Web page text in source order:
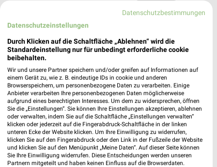
195,07 km • Angebote: 3 Prospekte
Rossmann Bad Doberan
Severinstr. 15
Heute 08:00 - 19:00 Uhr | Geschlossen
202,75 km • Angebote: 3 Prospekte
Rossmann Rostock
Barnstorfer Weg 50
18057 Rostock
Heute 08:30 - 20:00 Uhr | Geschlossen
Datenschutzbestimmungen
Datenschutzeinstellungen
Durch Klicken auf die Schaltfläche „Ablehnen“ wird die
Standardeinstellung nur für unbedingt erforderliche cookie
beibehalten.
Wir und unsere Partner speichern und/oder greifen auf Informationen auf
einem Gerät zu, wie z. B. eindeutige IDs in cookie und anderen
Browserspeichern, um personenbezogene Daten zu verarbeiten. Einige
Anbieter verarbeiten Ihre personenbezogenen Daten möglicherweise
aufgrund eines berechtigten Interesses. Um dem zu widersprechen, öffnen
Sie die „Einstellungen“. Sie können Ihre Einstellungen akzeptieren, ablehnen
oder verwalten, indem Sie auf die Schaltfläche „Einstellungen verwalten“
klicken oder jederzeit auf die Fingerabdruck-Schaltfläche in der linken
unteren Ecke der Website klicken. Um Ihre Einwilligung zu widerrufen,
klicken Sie auf den Fingerabdruck oder den Link in der Fußzeile der Website
und klicken Sie auf den Menüpunkt „Meine Daten“. Auf dieser Seite können
Sie Ihre Einwilligung widerrufen. Diese Entscheidungen werden unseren
Partnern mitgeteilt und haben keinen Einfluss auf die Browserdaten.